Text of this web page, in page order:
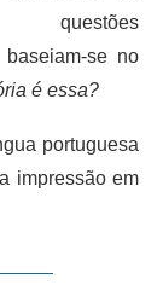
questões
baseiam-se no
é essa?
portuguesa
impressão em